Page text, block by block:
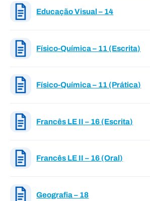
Educação Visual – 14
Físico-Química – 11 (Escrita)
Físico-Química – 11 (Prática)
Francês LE II – 16 (Escrita)
Francês LE II – 16 (Oral)
Geografia – 18